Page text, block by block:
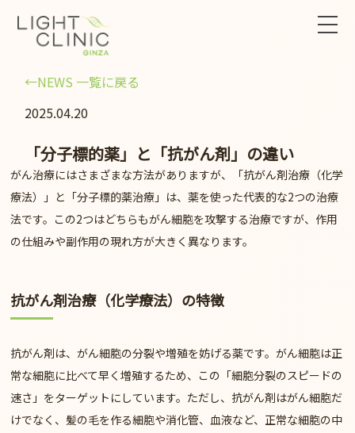
←NEWS 一覧に戻る
2025.04.20
「分子標的薬」と「抗がん剤」の違い
がん治療にはさまざまな方法がありますが、「抗がん剤治療（化学
療法）」と「分子標的薬治療」は、薬を使った代表的な2つの治療
法です。この2つはどちらもがん細胞を攻撃する治療ですが、作用
の仕組みや副作用の現れ方が大きく異なります。
抗がん剤治療（化学療法）の特徴
抗がん剤は、がん細胞の分裂や増殖を妨げる薬です。がん細胞は正
常な細胞に比べて早く増殖するため、この「細胞分裂のスピードの
速さ」をターゲットにしています。ただし、抗がん剤はがん細胞だ
けでなく、髪の毛を作る細胞や消化管、血液など、正常な細胞の中